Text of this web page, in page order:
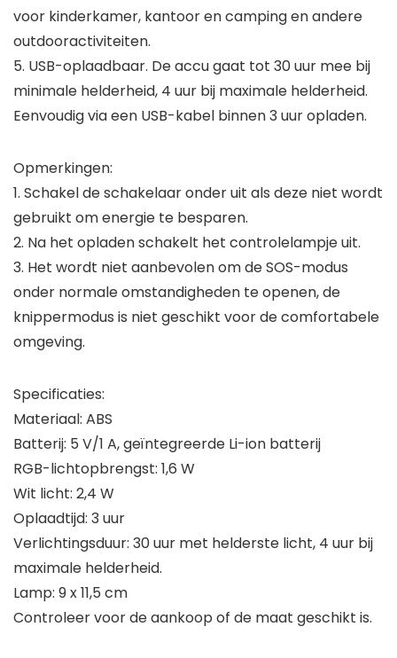
voor kinderkamer, kantoor en camping en andere
outdooractiviteiten.
5. USB-oplaadbaar. De accu gaat tot 30 uur mee bij
minimale helderheid, 4 uur bij maximale helderheid.
Eenvoudig via een USB-kabel binnen 3 uur opladen.
Opmerkingen:
1. Schakel de schakelaar onder uit als deze niet wordt
gebruikt om energie te besparen.
2. Na het opladen schakelt het controlelampje uit.
3. Het wordt niet aanbevolen om de SOS-modus
onder normale omstandigheden te openen, de
knippermodus is niet geschikt voor de comfortabele
omgeving.
Specificaties:
Materiaal: ABS
Batterij: 5 V/1 A, geïntegreerde Li-ion batterij
RGB-lichtopbrengst: 1,6 W
Wit licht: 2,4 W
Oplaadtijd: 3 uur
Verlichtingsduur: 30 uur met helderste licht, 4 uur bij
maximale helderheid.
Lamp: 9 x 11,5 cm
Controleer voor de aankoop of de maat geschikt is.